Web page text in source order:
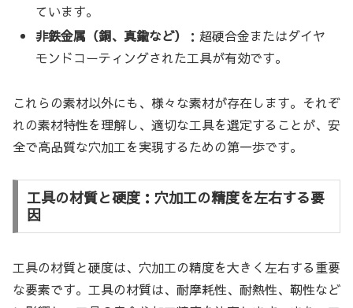
ています。
非鉄金属（銅、真鍮など）
：超硬合金またはダイヤ
モンドコーティングされた工具が有効です。
これらの素材以外にも、様々な素材が存在します。それぞ
れの素材特性を理解し、適切な工具を選定することが、安
全で高品質な穴加工を実現するための第一歩です。
工具の材質と硬度：穴加工の精度を左右する要
因
工具の材質と硬度は、穴加工の精度を大きく左右する重要
な要素です。工具の材質は、耐摩耗性、耐熱性、靭性など